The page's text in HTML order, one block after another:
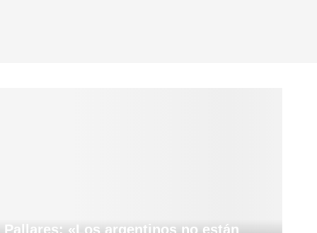
Pallares: «Los argentinos no están